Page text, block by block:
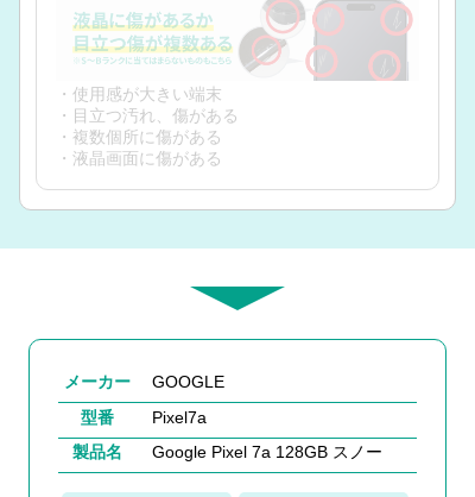
・使用感が大きい端末
・目立つ汚れ、傷がある
・複数個所に傷がある
・液晶画面に傷がある
メーカー
GOOGLE
型番
Pixel7a
製品名
Google Pixel 7a 128GB スノー